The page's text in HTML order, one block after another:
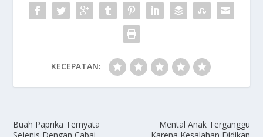
KECEPATAN:
Buah Paprika Ternyata
Mental Anak Terganggu